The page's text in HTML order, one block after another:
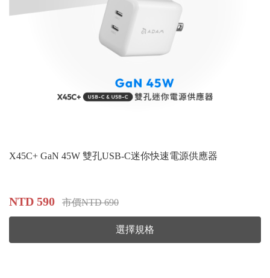
X45C+ GaN 45W 雙孔USB-C迷你快速電源供應器
NTD 590 市價NTD 690
選擇規格